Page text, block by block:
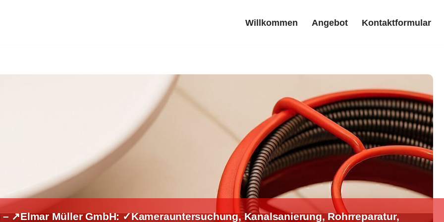
Willkommen Angebot Kontaktformular
↗️Elmar Müller GmbH: ✓Kamerauntersuchung, Kanalsanierung, Rohrreparatur,